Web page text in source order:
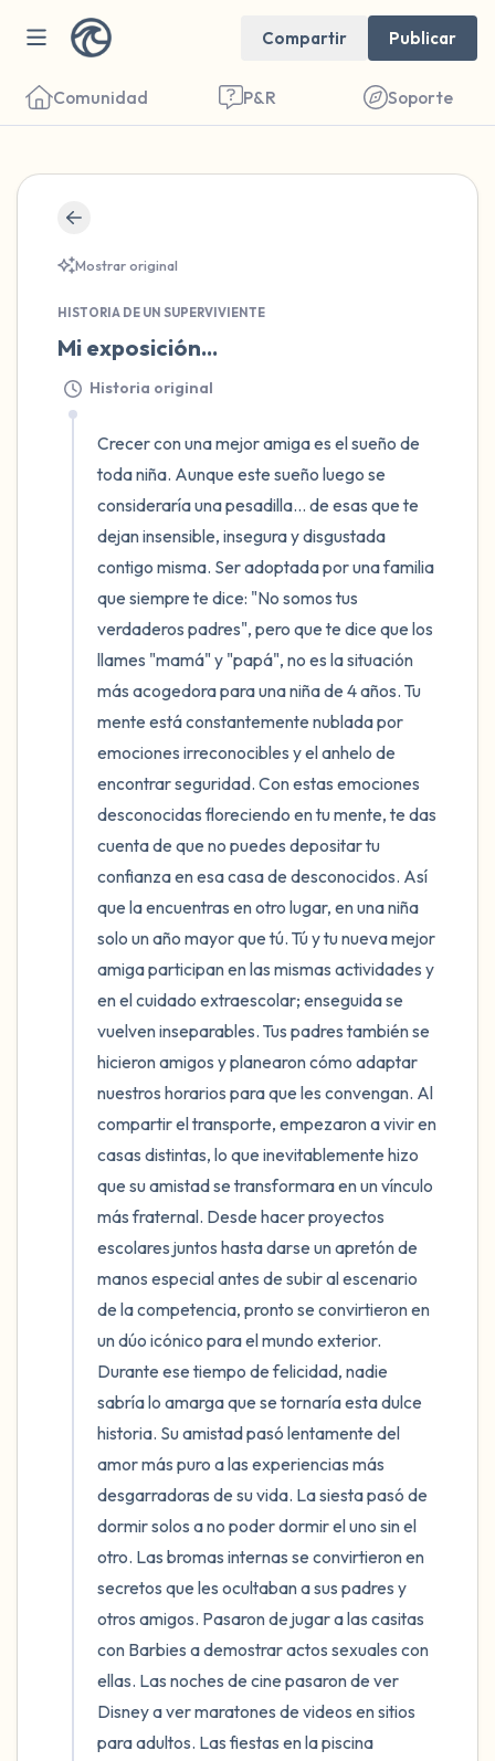
Compartir Publicar
Comunidad P&R Soporte
Mostrar original
HISTORIA DE UN SUPERVIVIENTE
Mi exposición...
Historia original
Crecer con una mejor amiga es el sueño de
toda niña. Aunque este sueño luego se
consideraría una pesadilla... de esas que te
dejan insensible, insegura y disgustada
contigo misma. Ser adoptada por una familia
que siempre te dice: "No somos tus
verdaderos padres", pero que te dice que los
llames "mamá" y "papá", no es la situación
más acogedora para una niña de 4 años. Tu
mente está constantemente nublada por
emociones irreconocibles y el anhelo de
encontrar seguridad. Con estas emociones
desconocidas floreciendo en tu mente, te das
cuenta de que no puedes depositar tu
confianza en esa casa de desconocidos. Así
que la encuentras en otro lugar, en una niña
solo un año mayor que tú. Tú y tu nueva mejor
amiga participan en las mismas actividades y
en el cuidado extraescolar; enseguida se
vuelven inseparables. Tus padres también se
hicieron amigos y planearon cómo adaptar
nuestros horarios para que les convengan. Al
compartir el transporte, empezaron a vivir en
casas distintas, lo que inevitablemente hizo
que su amistad se transformara en un vínculo
más fraternal. Desde hacer proyectos
escolares juntos hasta darse un apretón de
manos especial antes de subir al escenario
de la competencia, pronto se convirtieron en
un dúo icónico para el mundo exterior.
Durante ese tiempo de felicidad, nadie
sabría lo amarga que se tornaría esta dulce
historia. Su amistad pasó lentamente del
amor más puro a las experiencias más
desgarradoras de su vida. La siesta pasó de
dormir solos a no poder dormir el uno sin el
otro. Las bromas internas se convirtieron en
secretos que les ocultaban a sus padres y
otros amigos. Pasaron de jugar a las casitas
con Barbies a demostrar actos sexuales con
ellas. Las noches de cine pasaron de ver
Disney a ver maratones de videos en sitios
para adultos. Las fiestas en la piscina
Cierra los ojos suavemente y respira
profundamente un par de veces: inhala por
la nariz (cuenta hasta 3), exhala por la
boca (cuenta hasta 3). Ahora abre los ojos
y mira a tu alrededor. Nombra lo siguiente
en voz alta:
5 – cosas que puedes ver (puedes mirar
dentro de la habitación y por la ventana)
4 – cosas que puedes sentir (¿qué hay
frente a ti que puedas tocar?)
3 – cosas que puedes oír
2 – cosas que puedes oler
1 – cosa que te gusta de ti mismo.
Respira hondo para terminar.